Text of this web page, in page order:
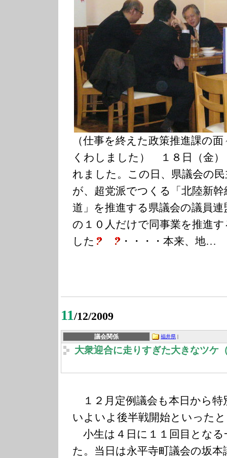
（仕事を終えた政策推進課の
くわしました） １８日（金）
れました。この日、県議会の
が、超党派でつくる「北陸新
道」を推進する県議会の議員
の１０人だけで同事業を推進
した
・・・・本来、地…
11/12/2009
議会関係 福井県 |
大衆迎合に走りすぎた大きなツケ
１２月定例議会も本日から特
いよいよ後半戦開始といった
小生は４日に１１回目となる
た。当日は永平寺町議会の坂